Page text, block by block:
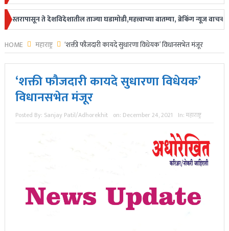
देशविदेशातील ताज्या घडामोडी,महत्त्वाच्या बातम्या, ब्रेकिंग न्यूज
HOME महाराष्ट्र ‘शक्ती फौजदारी कायदे सुधारणा विधेयक’ विधानसभेत मंजूर
‘शक्ती फौजदारी कायदे सुधारणा विधेयक’
विधानसभेत मंजूर
Posted By: Sanjay Patil/Adhorekhit on: December 24, 2021 In: महाराष्ट्र